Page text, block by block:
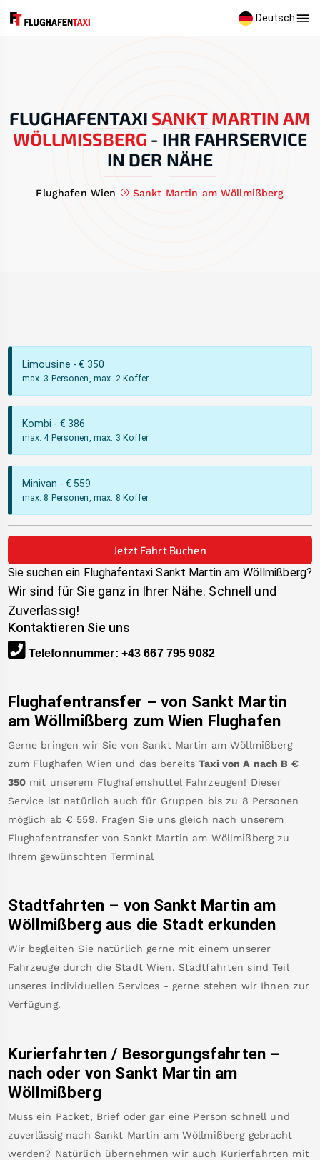
Deutsch
FLUGHAFENTAXI SANKT MARTIN AM
WÖLLMISSBERG
- IHR FAHRSERVICE
IN DER NÄHE
Flughafen Wien Sankt Martin am Wöllmißberg
Limousine - € 350
max. 3 Personen, max. 2 Koffer
Kombi - € 386
max. 4 Personen, max. 3 Koffer
Minivan - € 559
max. 8 Personen, max. 8 Koffer
Jetzt Fahrt Buchen
Sie suchen ein Flughafentaxi Sankt Martin am Wöllmißberg?
Wir sind für Sie ganz in Ihrer Nähe. Schnell und
Zuverlässig!
Kontaktieren Sie uns
Telefonnummer: +43 667 795 9082
Flughafentransfer – von Sankt Martin
am Wöllmißberg zum Wien Flughafen
Gerne bringen wir Sie von Sankt Martin am Wöllmißberg
zum Flughafen Wien und das bereits Taxi von A nach B €
350 mit unserem Flughafenshuttel Fahrzeugen! Dieser
Service ist natürlich auch für Gruppen bis zu 8 Personen
möglich ab € 559. Fragen Sie uns gleich nach unserem
Flughafentransfer von Sankt Martin am Wöllmißberg zu
Ihrem gewünschten Terminal
Stadtfahrten – von Sankt Martin am
Wöllmißberg aus die Stadt erkunden
Wir begleiten Sie natürlich gerne mit einem unserer
Fahrzeuge durch die Stadt Wien. Stadtfahrten sind Teil
unseres individuellen Services - gerne stehen wir Ihnen zur
Verfügung.
Kurierfahrten / Besorgungsfahrten –
nach oder von Sankt Martin am
Wöllmißberg
Muss ein Packet, Brief oder gar eine Person schnell und
zuverlässig nach Sankt Martin am Wöllmißberg gebracht
werden? Natürlich übernehmen wir auch Kurierfahrten mit